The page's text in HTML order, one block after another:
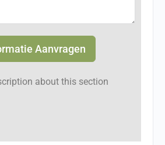
Aanvragen
about this section